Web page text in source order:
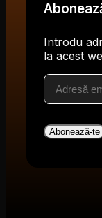
Introdu
la acest
Adresă
email
Abonează-te